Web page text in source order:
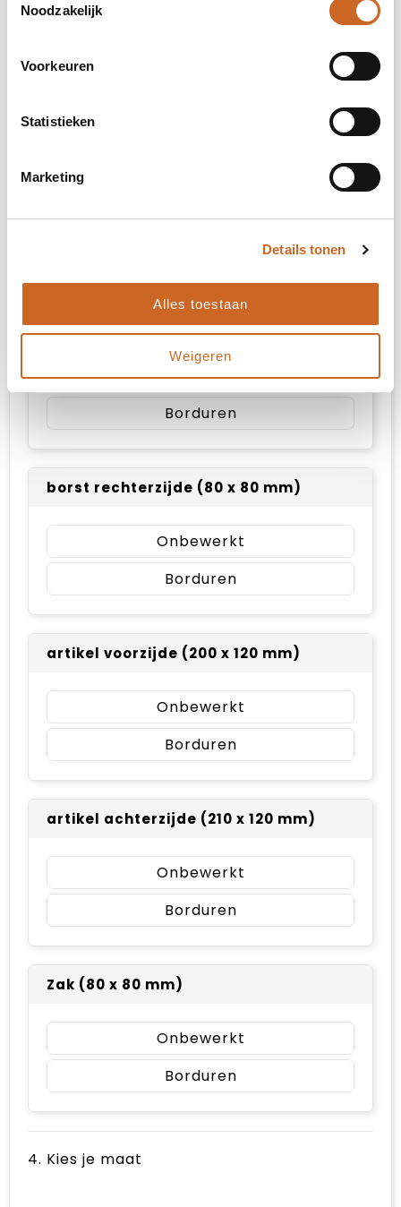
Noodzakelijk
Voorkeuren
Statistieken
Marketing
Details tonen
Alles toestaan
Weigeren
borst rechterzijde (80 x 75 mm)
Onbewerkt
Borduren
borst rechterzijde (80 x 80 mm)
Onbewerkt
Borduren
artikel voorzijde (200 x 120 mm)
Onbewerkt
Borduren
artikel achterzijde (210 x 120 mm)
Onbewerkt
Borduren
Zak (80 x 80 mm)
Onbewerkt
Borduren
4. Kies je maat